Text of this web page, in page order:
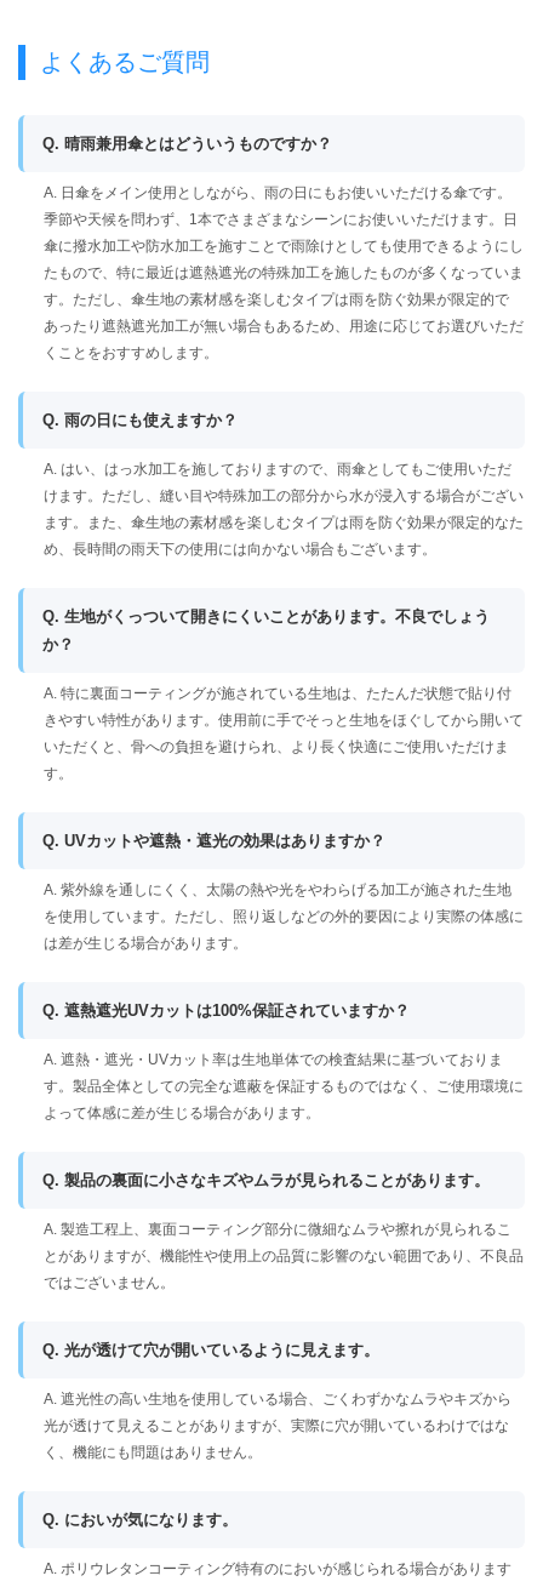
よくあるご質問
Q. 晴雨兼用傘とはどういうものですか？
A. 日傘をメイン使用としながら、雨の日にもお使いいただける傘です。
季節や天候を問わず、1本でさまざまなシーンにお使いいただけます。日
傘に撥水加工や防水加工を施すことで雨除けとしても使用できるようにし
たもので、特に最近は遮熱遮光の特殊加工を施したものが多くなっていま
す。ただし、傘生地の素材感を楽しむタイプは雨を防ぐ効果が限定的で
あったり遮熱遮光加工が無い場合もあるため、用途に応じてお選びいただ
くことをおすすめします。
Q. 雨の日にも使えますか？
A. はい、はっ水加工を施しておりますので、雨傘としてもご使用いただ
けます。ただし、縫い目や特殊加工の部分から水が浸入する場合がござい
ます。また、傘生地の素材感を楽しむタイプは雨を防ぐ効果が限定的なた
め、長時間の雨天下の使用には向かない場合もございます。
Q. 生地がくっついて開きにくいことがあります。不良でしょう
か？
A. 特に裏面コーティングが施されている生地は、たたんだ状態で貼り付
きやすい特性があります。使用前に手でそっと生地をほぐしてから開いて
いただくと、骨への負担を避けられ、より長く快適にご使用いただけま
す。
Q. UVカットや遮熱・遮光の効果はありますか？
A. 紫外線を通しにくく、太陽の熱や光をやわらげる加工が施された生地
を使用しています。ただし、照り返しなどの外的要因により実際の体感に
は差が生じる場合があります。
Q. 遮熱遮光UVカットは100%保証されていますか？
A. 遮熱・遮光・UVカット率は生地単体での検査結果に基づいておりま
す。製品全体としての完全な遮蔽を保証するものではなく、ご使用環境に
よって体感に差が生じる場合があります。
Q. 製品の裏面に小さなキズやムラが見られることがあります。
A. 製造工程上、裏面コーティング部分に微細なムラや擦れが見られるこ
とがありますが、機能性や使用上の品質に影響のない範囲であり、不良品
ではございません。
Q. 光が透けて穴が開いているように見えます。
A. 遮光性の高い生地を使用している場合、ごくわずかなムラやキズから
光が透けて見えることがありますが、実際に穴が開いているわけではな
く、機能にも問題はありません。
Q. においが気になります。
A. ポリウレタンコーティング特有のにおいが感じられる場合があります